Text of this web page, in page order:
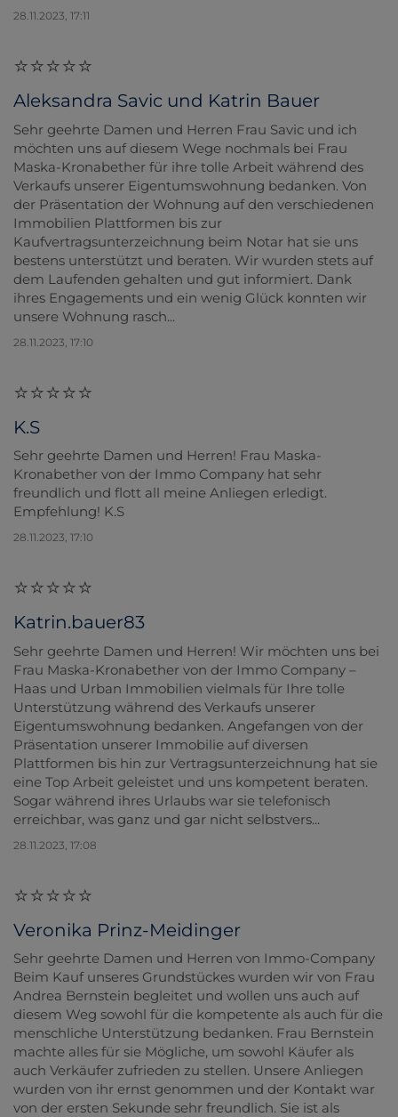
28.11.2023, 17:11
Aleksandra Savic und Katrin Bauer
Sehr geehrte Damen und Herren Frau Savic und ich
möchten uns auf diesem Wege nochmals bei Frau
Maska-Kronabether für ihre tolle Arbeit während des
Verkaufs unserer Eigentumswohnung bedanken. Von
der Präsentation der Wohnung auf den verschiedenen
Immobilien Plattformen bis zur
Kaufvertragsunterzeichnung beim Notar hat sie uns
bestens unterstützt und beraten. Wir wurden stets auf
dem Laufenden gehalten und gut informiert. Dank
ihres Engagements und ein wenig Glück konnten wir
unsere Wohnung rasch...
28.11.2023, 17:10
K.S
Sehr geehrte Damen und Herren! Frau Maska-
Kronabether von der Immo Company hat sehr
freundlich und flott all meine Anliegen erledigt.
Empfehlung! K.S
28.11.2023, 17:10
Katrin.bauer83
Sehr geehrte Damen und Herren! Wir möchten uns bei
Frau Maska-Kronabether von der Immo Company –
Haas und Urban Immobilien vielmals für Ihre tolle
Unterstützung während des Verkaufs unserer
Eigentumswohnung bedanken. Angefangen von der
Präsentation unserer Immobilie auf diversen
Plattformen bis hin zur Vertragsunterzeichnung hat sie
eine Top Arbeit geleistet und uns kompetent beraten.
Sogar während ihres Urlaubs war sie telefonisch
erreichbar, was ganz und gar nicht selbstvers...
28.11.2023, 17:08
Veronika Prinz-Meidinger
Sehr geehrte Damen und Herren von Immo-Company
Beim Kauf unseres Grundstückes wurden wir von Frau
Andrea Bernstein begleitet und wollen uns auch auf
diesem Weg sowohl für die kompetente als auch für die
menschliche Unterstützung bedanken. Frau Bernstein
machte alles für sie Mögliche, um sowohl Käufer als
auch Verkäufer zufrieden zu stellen. Unsere Anliegen
wurden von ihr ernst genommen und der Kontakt war
von der ersten Sekunde sehr freundlich. Sie ist als